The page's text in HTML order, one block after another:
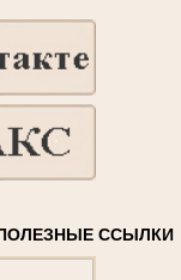
ССЫЛКИ